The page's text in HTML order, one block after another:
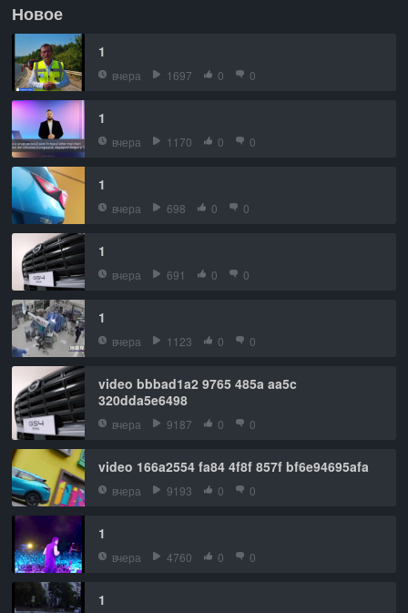
Новое
1
вчера 1697 0 0
1
вчера 1170 0 0
1
вчера 698 0 0
1
вчера 691 0 0
1
вчера 1123 0 0
video bbbad1a2 9765 485a aa5c
320dda5e6498
вчера 9187 0 0
video 166a2554 fa84 4f8f 857f bf6e94695afa
вчера 9193 0 0
1
вчера 4760 0 0
1